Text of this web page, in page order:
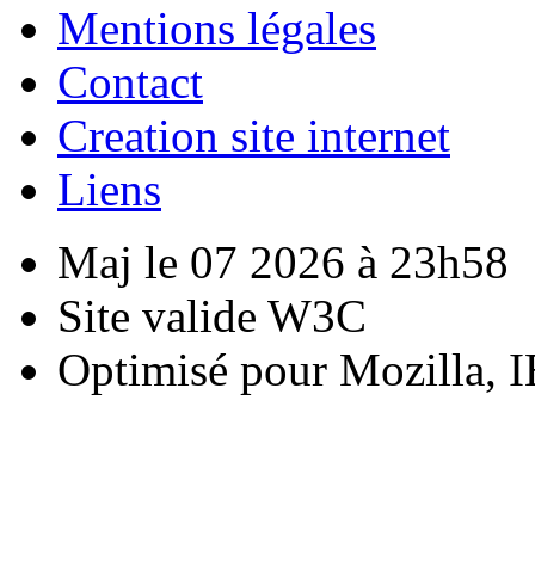
Mentions légales
Contact
Creation site internet
Liens
Maj le 07 2026 à 23h58
Site valide W3C
Optimisé pour Mozilla,